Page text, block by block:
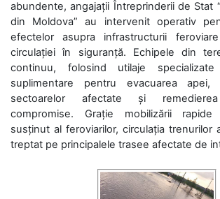
abundente, angajații Întreprinderii de Stat
din Moldova” au intervenit operativ
efectelor asupra infrastructurii
circulației în siguranță. Echipele din
continuu, folosind utilaje
suplimentare pentru evacuarea apei,
sectoarelor afectate și
compromise. Grație mobilizării
susținut al feroviarilor, circulația trenurilor
treptat pe principalele trasee afectate de